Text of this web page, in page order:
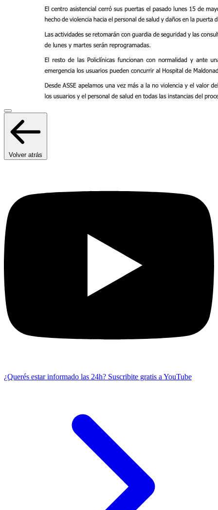
Volver atrás
¿Querés estar informado las 24h? Suscribite gratis a YouTube